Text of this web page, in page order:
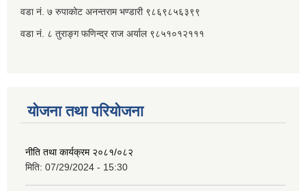
वडा नं. ७ ‌‍रुपाकोट अनन्तराम भण्डारी ९८६९८५६३९९
वडा नं. ८ तुराङ्ग फणिन्द्र राज अर्याल ९८५१०१२१११
योजना तथा परियोजना
नीति तथा कार्यक्रम २०८१/०८२
मिति: 07/29/2024 - 15:30